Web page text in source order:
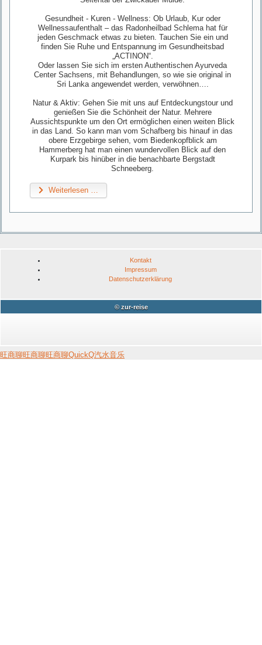
Gesundheit - Kuren - Wellness: Ob Urlaub, Kur oder
Wellnessaufenthalt – das Radonheilbad Schlema hat für
jeden Geschmack etwas zu bieten. Tauchen Sie ein und
finden Sie Ruhe und Entspannung im Gesundheitsbad
„ACTINON“.
Oder lassen Sie sich im ersten Authentischen Ayurveda
Center Sachsens, mit Behandlungen, so wie sie original in
Sri Lanka angewendet werden, verwöhnen….
Natur & Aktiv: Gehen Sie mit uns auf Entdeckungstour und
genießen Sie die Schönheit der Natur. Mehrere
Aussichtspunkte um den Ort ermöglichen einen weiten Blick
in das Land. So kann man vom Schafberg bis hinauf in das
obere Erzgebirge sehen, vom Biedenkopfblick am
Hammerberg hat man einen wundervollen Blick auf den
Kurpark bis hinüber in die benachbarte Bergstadt
Schneeberg.
Weiterlesen …
Kontakt
Impressum
Datenschutzerklärung
© zur-reise
旺商聊旺商聊旺商聊QuickQ汽水音乐